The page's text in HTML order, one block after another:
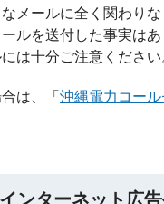
メールに全く関わり
ルを送付した事実は
は十分ご注意ください
は、「沖縄電力コー
ンターネット広